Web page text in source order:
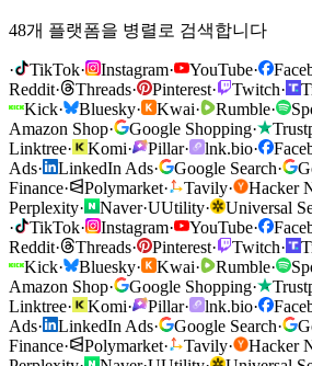
48개 플랫폼을 병렬로 검색합니다
· TikTok· Instagram· YouTube·
Reddit· Threads· Pinterest· Twitch·
Kick· Bluesky· Kwai· Rumble·
Amazon Shop· Google Shopping·
Linktree· Komi· Pillar· lnk.bio·
Ads· LinkedIn Ads· Google Search·
Finance· Polymarket· Tavily· Hacker
Perplexity· Naver·UUtility·
Universal
·
TikTok· Instagram· YouTube·
Reddit· Threads· Pinterest· Twitch·
Kick· Bluesky· Kwai· Rumble·
Amazon Shop· Google Shopping·
Linktree· Komi· Pillar· lnk.bio·
Ads· LinkedIn Ads· Google Search·
Finance· Polymarket· Tavily· Hacker